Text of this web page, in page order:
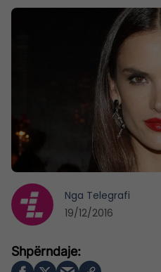
Nga Telegrafi
19/12/2016